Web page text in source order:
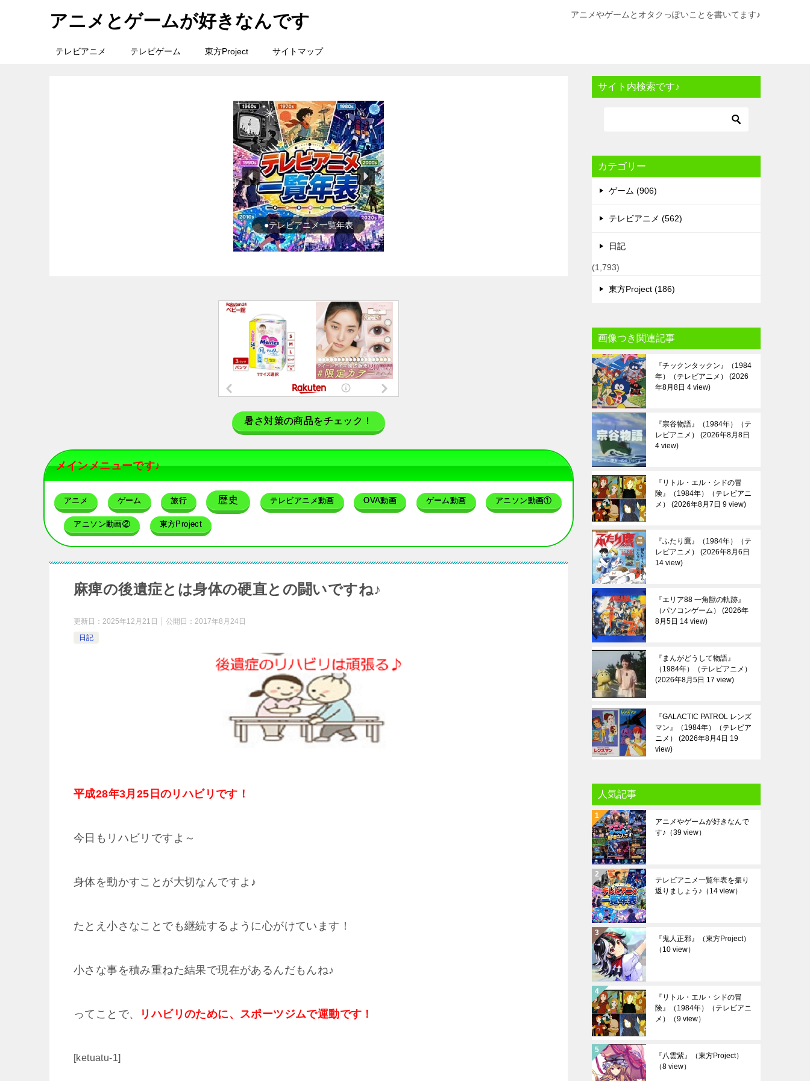
アニメとゲームが好きなんです アニメやゲームとオタクっぽいことを書いてます♪
テレビアニメ テレビゲーム 東方Project サイトマップ
●ゲーム一覧年表
暑さ対策の商品をチェック！
メインメニューです♪
アニメ ゲーム 旅行 歴史 テレビアニメ動画 OVA動画 ゲーム動画 アニソン動画①
アニソン動画② 東方Project
麻痺の後遺症とは身体の硬直との闘いですね♪
更新日： 2025年12月21日 公開日： 2017年8月24日
日記
平成28年3月25日のリハビリです！
今日もリハビリですよ～
身体を動かすことが大切なんですよ♪
たとえ小さなことでも継続するように心がけています！
小さな事を積み重ねた結果で現在があるんだもんね♪
ってことで、 リハビリのために、スポーツジムで運動です！
[ketuatu-1]
サイト内検索です♪
カテゴリー
ゲーム (906)
テレビアニメ (562)
日記
(1,793)
東方Project (186)
画像つき関連記事
『チックンタックン』（1984
年）（テレビアニメ）
2026
年8月8日 4 view
『宗谷物語』（1984年）（テ
レビアニメ）
2026年8月8日
4 view
『リトル・エル・シドの冒
険』（1984年）（テレビアニ
メ）
2026年8月7日 9 view
『ふたり鷹』（1984年）（テ
レビアニメ）
2026年8月6日
14 view
『エリア88 一角獣の軌跡』
（パソコンゲーム）
2026年
8月5日 14 view
『まんがどうして物語』
（1984年）（テレビアニメ）
2026年8月5日 17 view
『GALACTIC PATROL レンズ
マン』（1984年）（テレビア
ニメ）
2026年8月4日 19
view
人気記事
アニメやゲームが好きなんで
す♪ （39 view）
テレビアニメ一覧年表を振り
返りましょう♪ （14 view）
『鬼人正邪』（東方Project）
（10 view）
『リトル・エル・シドの冒
険』（1984年）（テレビアニ
メ）
（9 view）
『八雲紫』（東方Project）
（8 view）